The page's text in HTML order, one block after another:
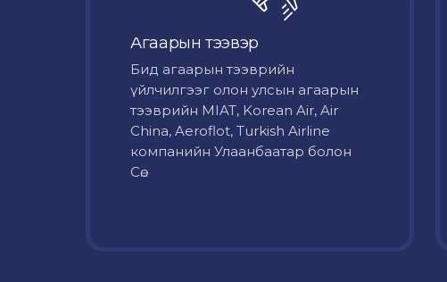
Агаарын тээвэр
Бид агаарын тээврийн
үйлчилгээг олон улсын агаарын
тээврийн MIAT, Korean Air, Air
China, Aeroflot, Turkish Airline
компанийн Улаанбаатар болон
Сө...